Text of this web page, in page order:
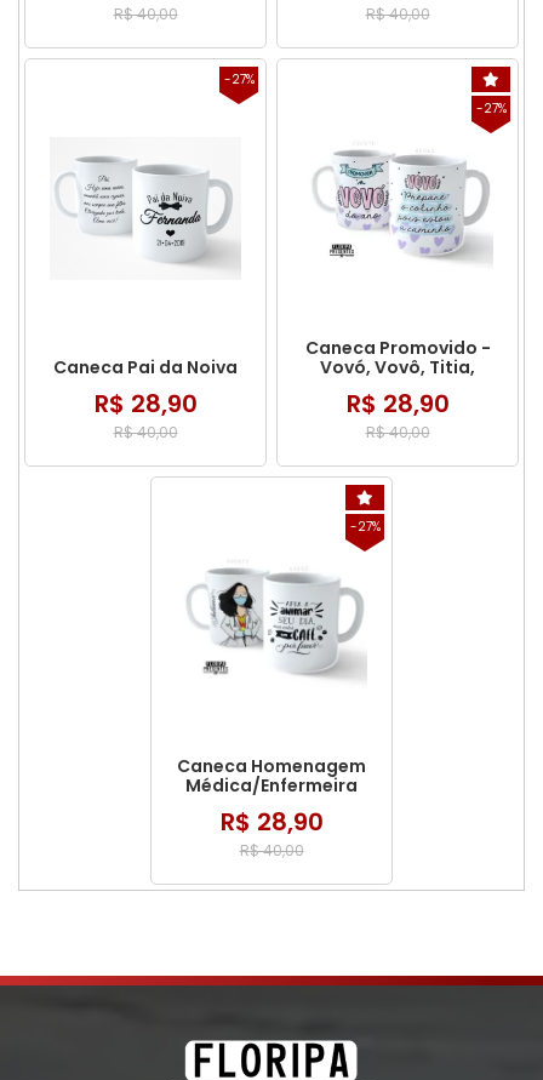
R$ 40,00 R$ 40,00
-27%
Caneca Pai da Noiva
R$ 28,90
R$ 40,00
-27%
Caneca Promovido -
Vovó, Vovô, Titia,
R$ 28,90
R$ 40,00
-27%
Caneca Homenagem
Médica/Enfermeira
R$ 28,90
R$ 40,00